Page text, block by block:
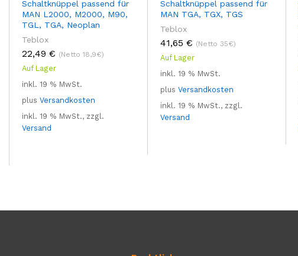
Schaltknüppel passend für
MAN L2000, M2000, M90,
TGL, TGA, Neoplan
Teblox
22,49 € (Netto 18,9€)
Auf Lager
inkl. 19 % MwSt.
plus Versandkosten
inkl. 19 % MwSt., zzgl.
Versand
Schaltknüppel passend für
MAN TGA, TGX, TGS
Teblox
41,65 € (Netto 35€)
Auf Lager
inkl. 19 % MwSt.
plus Versandkosten
inkl. 19 % MwSt., zzgl.
Versand